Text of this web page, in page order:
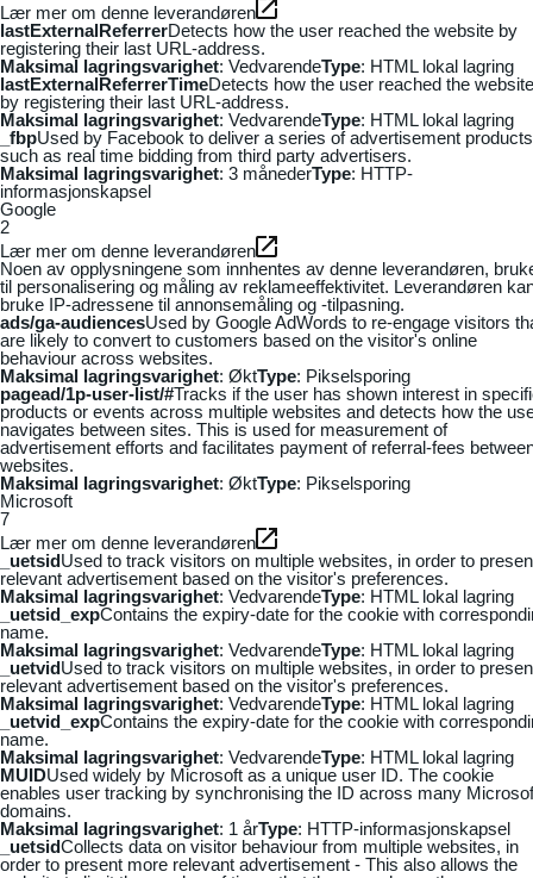
Lær mer om denne leverandøren
lastExternalReferrerDetects how the user reached the website by
registering their last URL-address.
Maksimal lagringsvarighet: VedvarendeType: HTML lokal lagring
lastExternalReferrerTimeDetects how the user reached the website
by registering their last URL-address.
Maksimal lagringsvarighet: VedvarendeType: HTML lokal lagring
_fbpUsed by Facebook to deliver a series of advertisement products
such as real time bidding from third party advertisers.
Maksimal lagringsvarighet: 3 månederType: HTTP-
informasjonskapsel
Google
2
Lær mer om denne leverandøren
Noen av opplysningene som innhentes av denne leverandøren,
til personalisering og måling av reklameeffektivitet. Leverandøren
bruke IP-adressene til annonsemåling og -tilpasning.
ads/ga-audiencesUsed by Google AdWords to re-engage visitors
are likely to convert to customers based on the visitor's online
behaviour across websites.
Maksimal lagringsvarighet: ØktType: Pikselsporing
pagead/1p-user-list/#Tracks if the user has shown interest in
products or events across multiple websites and detects how the
navigates between sites. This is used for measurement of
advertisement efforts and facilitates payment of referral-fees
websites.
Maksimal lagringsvarighet: ØktType: Pikselsporing
Microsoft
7
Lær mer om denne leverandøren
_uetsidUsed to track visitors on multiple websites, in order to
relevant advertisement based on the visitor's preferences.
Maksimal lagringsvarighet: VedvarendeType: HTML lokal lagring
_uetsid_expContains the expiry-date for the cookie with
name.
Maksimal lagringsvarighet: VedvarendeType: HTML lokal lagring
_uetvidUsed to track visitors on multiple websites, in order to
relevant advertisement based on the visitor's preferences.
Maksimal lagringsvarighet: VedvarendeType: HTML lokal lagring
_uetvid_expContains the expiry-date for the cookie with
name.
Maksimal lagringsvarighet: VedvarendeType: HTML lokal lagring
MUIDUsed widely by Microsoft as a unique user ID. The cookie
enables user tracking by synchronising the ID across many
domains.
Maksimal lagringsvarighet: 1 årType: HTTP-informasjonskapsel
_uetsidCollects data on visitor behaviour from multiple websites, in
order to present more relevant advertisement - This also allows the